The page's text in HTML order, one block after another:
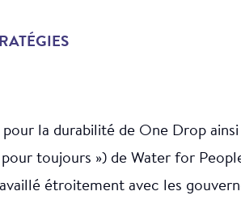
pour la durabilité de One Drop
toujours ») de Water for
étroitement avec les